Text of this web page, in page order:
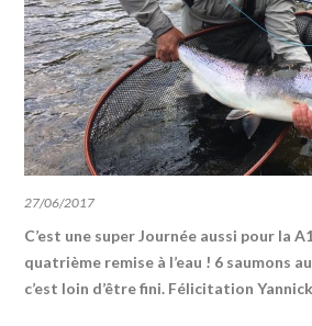
27/06/2017
C’est une super Journée aussi pour la
quatrième remise à l’eau ! 6 saumons
c’est loin d’être fini. Félicitation